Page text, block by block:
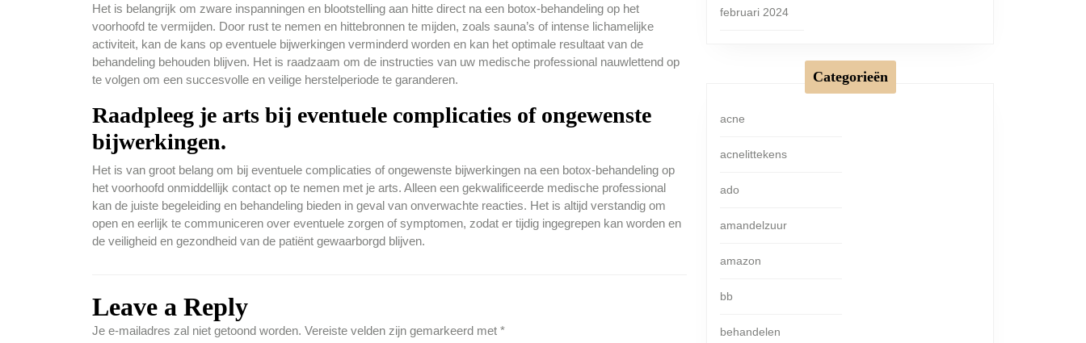
Het is belangrijk om zware inspanningen en blootstelling aan hitte direct na een botox-behandeling op het
voorhoofd te vermijden. Door rust te nemen en hittebronnen te mijden, zoals sauna’s of intense lichamelijke
activiteit, kan de kans op eventuele bijwerkingen verminderd worden en kan het optimale resultaat van de
behandeling behouden blijven. Het is raadzaam om de instructies van uw medische professional nauwlettend op
te volgen om een succesvolle en veilige herstelperiode te garanderen.
Raadpleeg je arts bij eventuele complicaties of ongewenste
bijwerkingen.
Het is van groot belang om bij eventuele complicaties of ongewenste bijwerkingen na een botox-behandeling op
het voorhoofd onmiddellijk contact op te nemen met je arts. Alleen een gekwalificeerde medische professional
kan de juiste begeleiding en behandeling bieden in geval van onverwachte reacties. Het is altijd verstandig om
open en eerlijk te communiceren over eventuele zorgen of symptomen, zodat er tijdig ingegrepen kan worden en
de veiligheid en gezondheid van de patiënt gewaarborgd blijven.
Leave a Reply
Je e-mailadres zal niet getoond worden. Vereiste velden zijn gemarkeerd met *
februari 2024
Categorieën
acne
acnelittekens
ado
amandelzuur
amazon
bb
behandelen